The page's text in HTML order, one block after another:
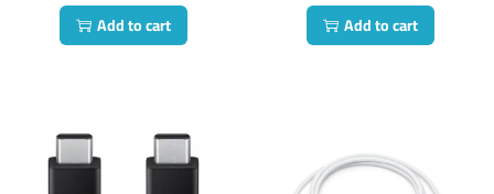
Add to cart
Add to cart